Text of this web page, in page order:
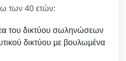
των 40 ετών:
του δικτύου σωληνώσεων
δικτύου με βουλωμένα